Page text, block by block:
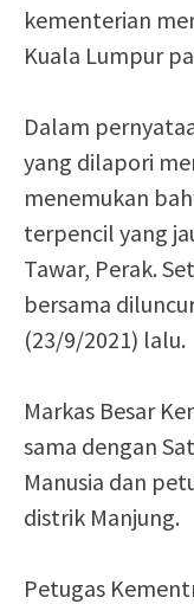
kementerian
Kuala Lumpur
Dalam
yang dilapori
menemukan
terpencil yang
Tawar, Perak.
bersama
(23/9/2021) lalu.
Markas Besar
sama dengan
Manusia dan
distrik Manjung.
Petugas